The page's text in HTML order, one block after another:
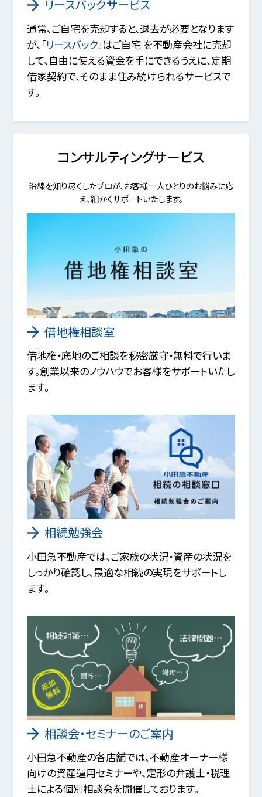
リースバックサービス
通常、ご自宅を売却すると、退去が必要となります
が、「リースバック」はご自宅 を不動産会社に売却
して、自由に使える資金を手にできるうえに、定期
借家契約で、そのまま住み続けられるサービスで
す。
コンサルティングサービス
沿線を知り尽くしたプロが、お客様一人ひとりのお悩みに応
え、細かくサポートいたします。
借地権相談室
借地権・底地のご相談を秘密厳守・無料で行いま
す。創業以来のノウハウでお客様をサポートいたし
ます。
相続勉強会
小田急不動産では、ご家族の状況・資産の状況を
しっかり確認し、最適な相続の実現をサポートし
ます。
相談会・セミナーのご案内
小田急不動産の各店舗では、不動産オーナー様
向けの資産運用セミナーや、定形の弁護士・税理
士による個別相談会を開催しております。